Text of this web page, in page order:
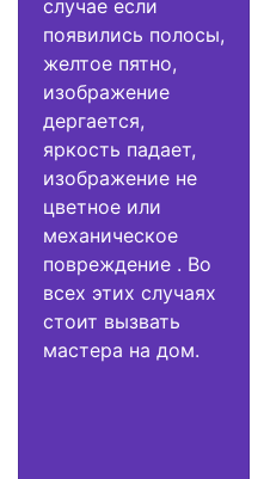
случае если
появились полосы,
желтое пятно,
изображение
дергается,
яркость падает,
изображение не
цветное или
механическое
повреждение . Во
всех этих случаях
стоит вызвать
мастера на дом.